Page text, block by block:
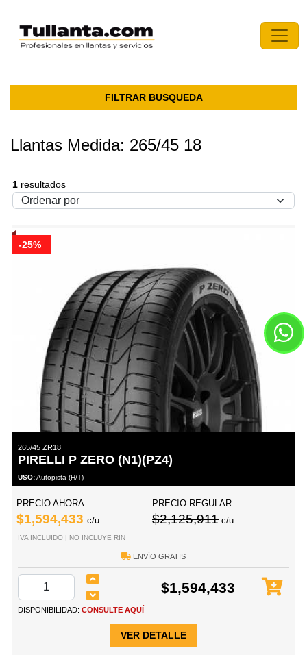
FILTRAR BUSQUEDA
Llantas Medida: 265/45 18
1 resultados
-25%
265/45 ZR18
PIRELLI P ZERO (N1)(PZ4)
USO:Autopista (H/T)
PRECIO AHORA
$1,594,433 c/u
PRECIO REGULAR
$2,125,911 c/u
IVA INCLUIDO | NO INCLUYE RIN
ENVÍO GRATIS
$1,594,433
DISPONIBILIDAD: CONSULTE AQUÍ
VER DETALLE